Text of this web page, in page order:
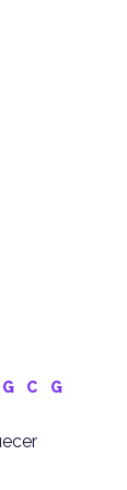
G C
G